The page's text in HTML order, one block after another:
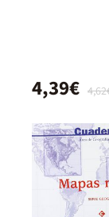
4,39€